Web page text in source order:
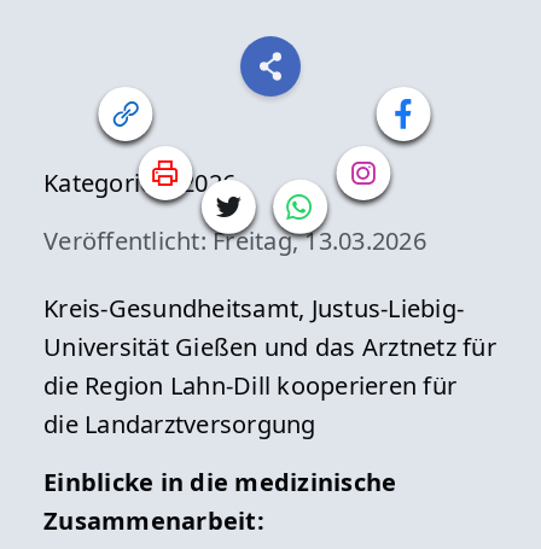
Kategorien: 2026
Veröffentlicht: Freitag, 13.03.2026
Kreis-Gesundheitsamt, Justus-Liebig-
Universität Gießen und das Arztnetz für
die Region Lahn-Dill kooperieren für
die Landarztversorgung
Einblicke in die medizinische
Zusammenarbeit: